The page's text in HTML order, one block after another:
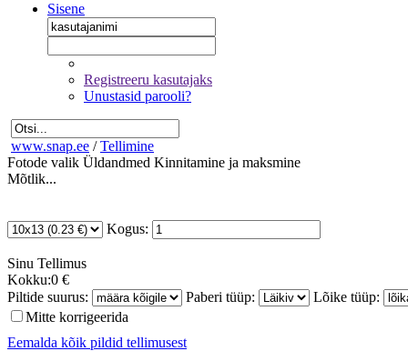
Sisene
Registreeru kasutajaks
Unustasid parooli?
www.snap.ee / Tellimine
Fotode valik Üldandmed Kinnitamine ja maksmine
Mõtlik...
Kogus:
Sinu Tellimus
Kokku:0 €
Piltide suurus:
Paberi tüüp:
Lõike tüüp:
Mitte korrigeerida
Eemalda kõik pildid tellimusest